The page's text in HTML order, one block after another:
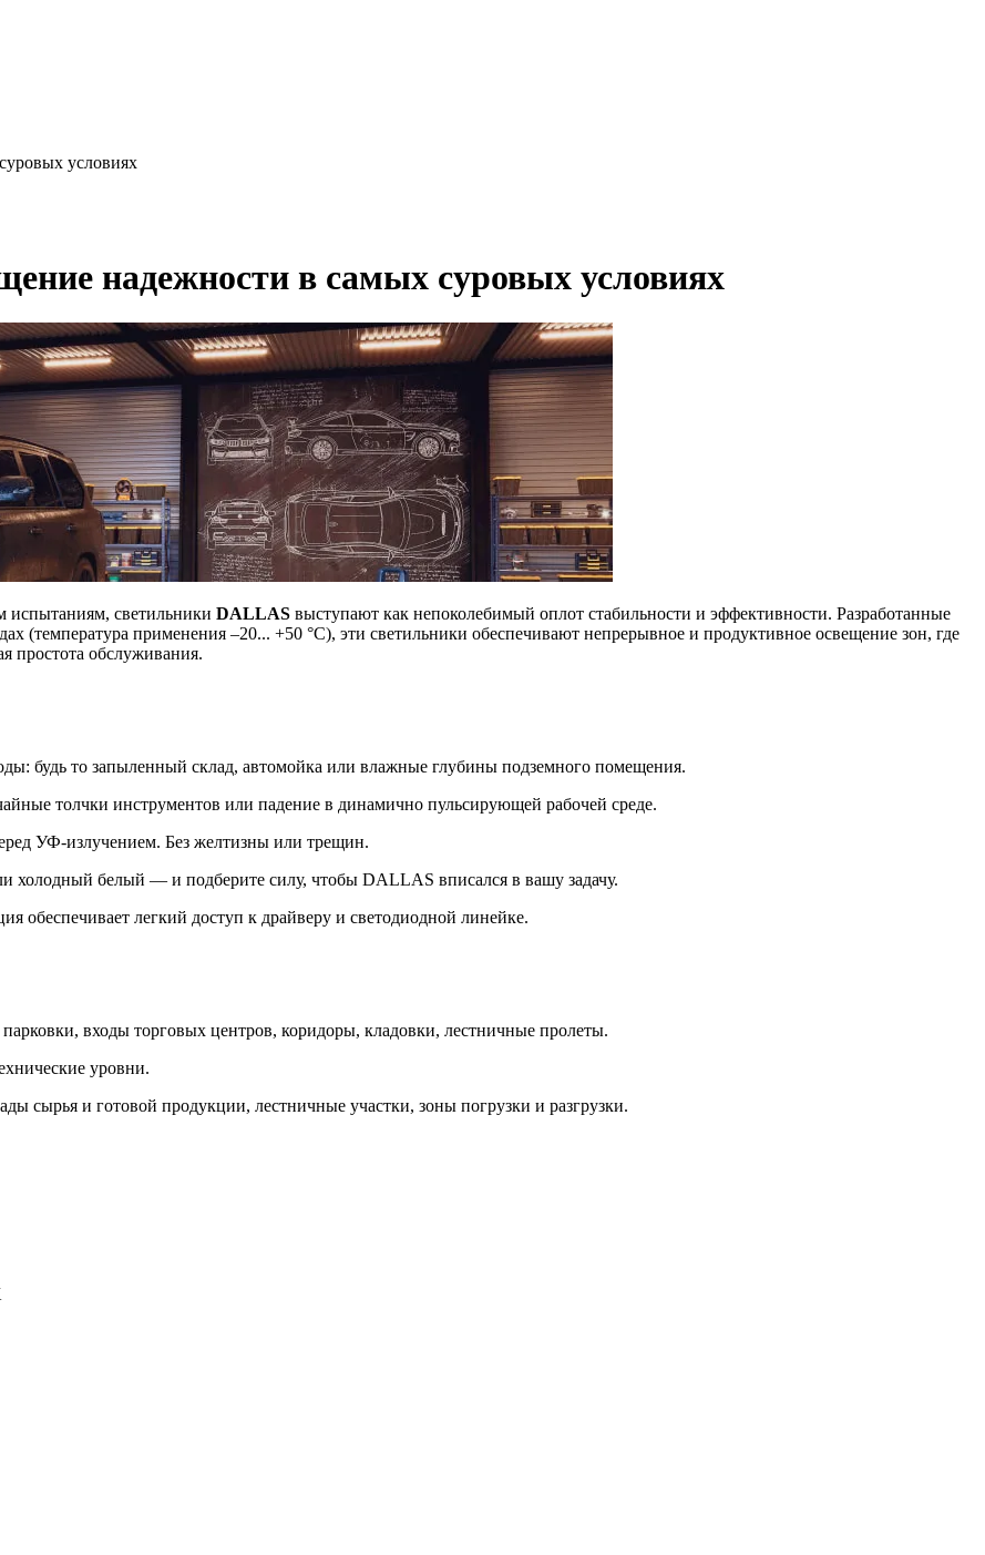
условиях
надежности в самых суровых условиях
испытаниям, светильники DALLAS выступают как непоколебимый оплот стабильности и эффективности. Разработанные
(температура применения –20... +50 °C), эти светильники обеспечивают непрерывное и продуктивное освещение зон, где
простота обслуживания.
будь то запыленный склад, автомойка или влажные глубины подземного помещения.
толчки инструментов или падение в динамично пульсирующей рабочей среде.
УФ-излучением. Без желтизны или трещин.
холодный белый — и подберите силу, чтобы DALLAS вписался в вашу задачу.
обеспечивает легкий доступ к драйверу и светодиодной линейке.
входы торговых центров, коридоры, кладовки, лестничные пролеты.
уровни.
сырья и готовой продукции, лестничные участки, зоны погрузки и разгрузки.